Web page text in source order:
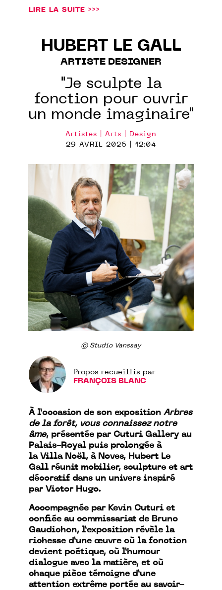
LIRE LA SUITE >>>
HUBERT LE GALL
ARTISTE DESIGNER
"Je sculpte la
fonction pour ouvrir
un monde imaginaire"
Artistes | Arts | Design
29 AVRIL 2026 | 12:04
© Studio Vanssay
Propos recueillis par
FRANÇOIS BLANC
À l’occasion de son exposition Arbres
de la forêt, vous connaissez notre
âme, présentée par Cuturi Gallery au
Palais-Royal puis prolongée à
la Villa Noël, à Noves, Hubert Le
Gall réunit mobilier, sculpture et art
décoratif dans un univers inspiré
par Victor Hugo.
Accompagnée par Kevin Cuturi et
confiée au commissariat de Bruno
Gaudichon, l’exposition révèle la
richesse d’une œuvre où la fonction
devient poétique, où l’humour
dialogue avec la matière, et où
chaque pièce témoigne d’une
attention extrême portée au savoir-